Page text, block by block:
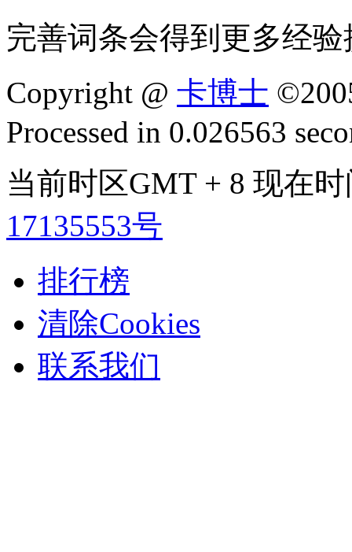
完善词条会得到更多经
Copyright @ 卡博士
Processed in 0.026563
当前时区GMT + 8 现在
17135553号
排行榜
清除Cookies
联系我们